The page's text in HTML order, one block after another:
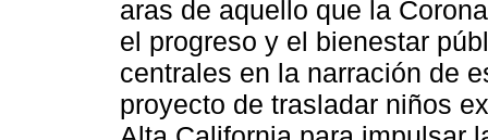
aras de aquello que la
el progreso y el bienestar
centrales en la narración de
proyecto de trasladar niños